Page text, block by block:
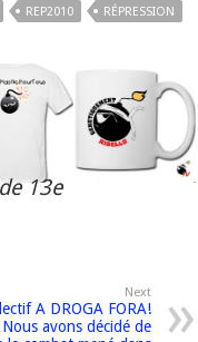
REP2010 RÉPRESSION
13e
Next
A DROGA FORA!
Nous avons décidé de